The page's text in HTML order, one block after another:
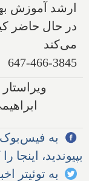
ارشد آموزش
در حال حاضر
می‌کند
647-466-3845
به فیس‌بوک
بپیوندید، اینجا
به توئیتر